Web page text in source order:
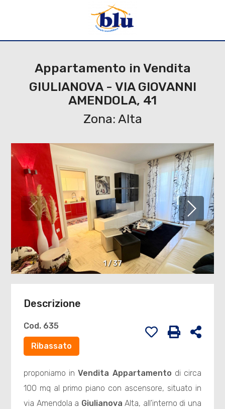
Appartamento in Vendita
GIULIANOVA - VIA GIOVANNI
AMENDOLA, 41
Zona: Alta
1/37
Descrizione
Cod. 635
Ribassato
proponiamo inVendita Appartamento di circa
100 mq al primo piano con ascensore, situato in
via Amendola a Giulianova Alta, all'interno di una